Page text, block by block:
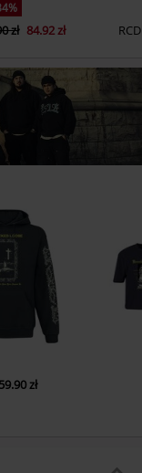
zł 84.92 zł RCD
zł